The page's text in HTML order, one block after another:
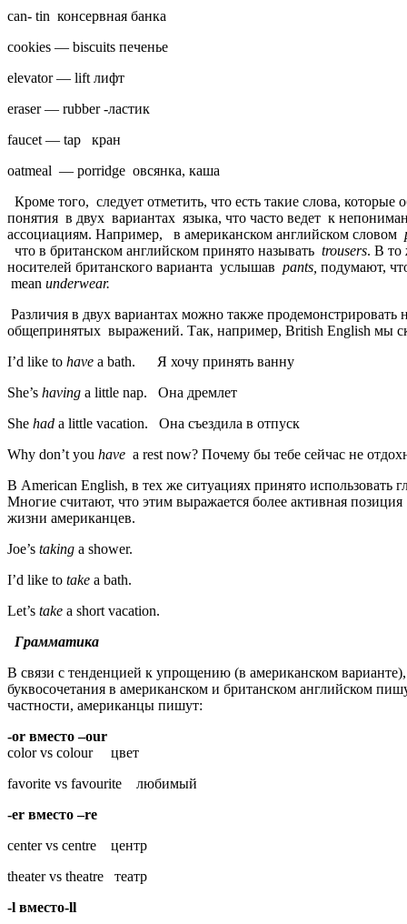
can- tin консервная банка
cookies — biscuits печенье
elevator — lift лифт
eraser — rubber -ластик
faucet — tap кран
oatmeal — porridge овсянка, каша
Кроме того, следует отметить, что есть такие слова, которые
понятия в двух вариантах языка, что часто ведет к
ассоциациям. Например, в американском английском словом
что в британском английском принято называть trousers. В то
носителей британского варианта услышав pants подумают,
mean underwear.
Различия в двух вариантах можно также продемонстрировать
общепринятых выражений. Так, например, British English мы
I’d like to have a bath. Я хочу принять ванну
She’s having a little nap. Она дремлет
She had a little vacation. Она съездила в отпуск
Why don’t you have a rest now? Почему бы тебе сейчас не
В American English, в тех же ситуациях принято использовать
Многие считают, что этим выражается более активная
жизни американцев.
Joe’s taking a shower.
I’d like to take a bath.
Let’s take a short vacation.
Грамматика
В связи с тенденцией к упрощению (в американском
буквосочетания в американском и британском английском
частности, американцы пишут:
-or вместо–our
color vs colour цвет
favorite vs favourite любимый
-er вместо–re
center vs centre центр
theater vs theatre театр
-l вместо-ll